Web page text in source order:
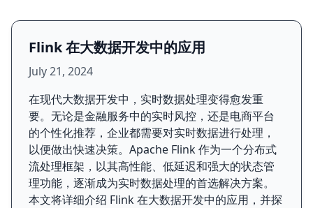
Flink 在大数据开发中的应用
July 21, 2024
在现代大数据开发中，实时数据处理变得愈发重
要。无论是金融服务中的实时风控，还是电商平台
的个性化推荐，企业都需要对实时数据进行处理，
以便做出快速决策。Apache Flink 作为一个分布式
流处理框架，以其高性能、低延迟和强大的状态管
理功能，逐渐成为实时数据处理的首选解决方案。
本文将详细介绍 Flink 在大数据开发中的应用，并探